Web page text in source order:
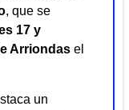
, que se
17 y
Arriondas el
un